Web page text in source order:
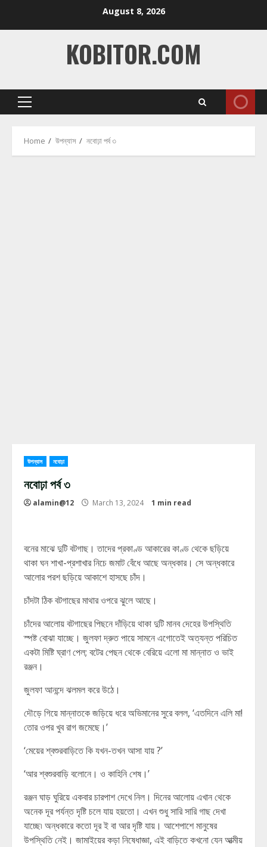
August 8, 2026
KOBITOR.COM
Primary
Home উপন্যাস নবোঢ়া পর্ব ৩
উপন্যাস নবোঢ়া
নবোঢ়া পর্ব ৩
alamin@12 March 13, 2024 1 min read
বনের মাঝে দুটি বটগাছ। তাদের প্রকাণ্ড আকারের কাণ্ড থেকে ছড়িয়ে
থাকা ঘন শাখা-প্রশাখার নিচে জমাট বেঁধে আছে অন্ধকার। সে অন্ধকারে
আলোর পরশ ছড়িয়ে আকাশে হাসছে চাঁদ।
চাঁদটা ঠিক বটগাছের মাথার ওপরে ঝুলে আছে।
চাঁদের আলোয় বটগাছের পিছনে দাঁড়িয়ে থাকা দুটি মানব দেহের উপস্থিতি
স্পষ্ট বোঝা যাচ্ছে। জুলফা দ্রুত পায়ে সামনে এগোতেই অত্যন্ত পরিচিত
একটা মিষ্টি ঘ্রাণ পেল; বটের পেছন থেকে বেরিয়ে এলো মা মান্নাত ও ভাই
রঞ্জন।
জুলফা আনন্দে ঝলমল করে উঠে।
দৌড়ে গিয়ে মান্নাতকে জড়িয়ে ধরে অভিমানের সুরে বলল, ‘এতদিনে এলি মা!
তোর ওপর খুব রাগ জমেছে।’
‘মেয়ের শ্বশুরবাড়িতে কি যখন-তখন আসা যায় ?’
‘আর শ্বশুরবাড়ি বলোনে। ও কাহিনি শেষ।’
রঞ্জন ঘাড় ঘুরিয়ে একবার চারপাশ দেখে নিল। দিনের আলোয় এখান থেকে
অনেক দূর পর্যন্ত দৃষ্টি চলে যায় হয়তো। এখন শুধু সারি সারি গাছ দেখা
যাচ্ছে৷ অন্ধকারে কতো দূর ই বা আর দৃষ্টি যায়। আশেপাশে মানুষের
উপস্থিতি নেই। জামাইয়ের কড়া নিষেধাজ্ঞা, এই বাড়িতে কখনো যেন আত্মীয়